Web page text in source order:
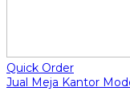
Quick Order
Jual Meja Kantor